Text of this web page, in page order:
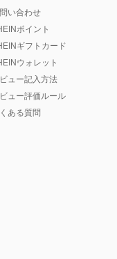
い合わせ
ポイント
ギフトカード
ウォレット
ュー記入方法
ュー評価ルール
ある質問